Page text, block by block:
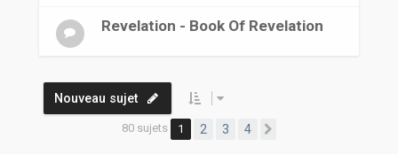
Revelation - Book Of Revelation
Nouveau sujet
80 sujets 1 2 3 4